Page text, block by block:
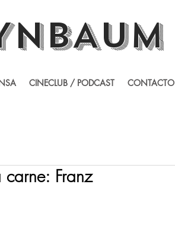
CINECLUB / PODCAST CONTACTO
Franz